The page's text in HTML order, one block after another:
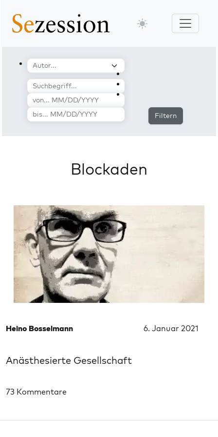
Filtern
Blockaden
Heino Bosselmann 6. Januar 2021
Anästhesierte Gesellschaft
73 Kommentare